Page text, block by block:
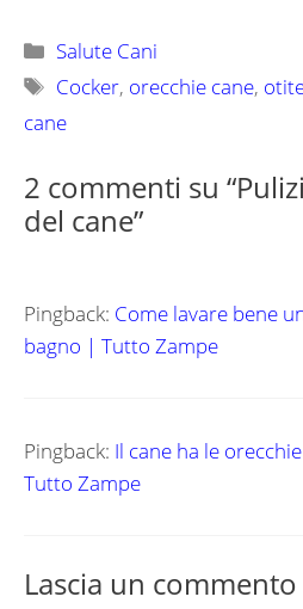
Categorie
Salute Cani
Tag
Cocker, orecchie cane,
cane
2 commenti su
del cane”
Pingback: Come lavare bene
bagno | Tutto Zampe
Pingback: Il cane ha le
Tutto Zampe
Lascia un commento